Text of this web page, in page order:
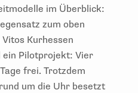
im Überblick:
zum oben
Kurhessen
Pilotprojekt: Vier
frei. Trotzdem
um die Uhr besetzt